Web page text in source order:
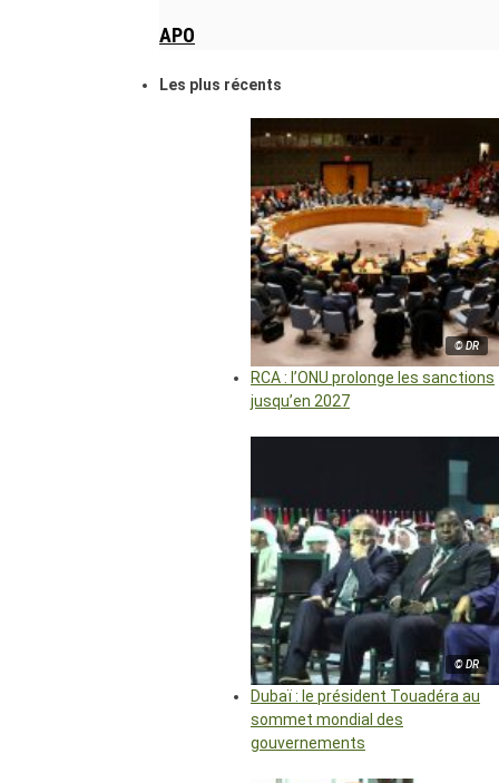
APO
Les plus récents
© DR
RCA : l’ONU prolonge les sanctions
jusqu’en 2027
© DR
Dubaï : le président Touadéra au
sommet mondial des
gouvernements